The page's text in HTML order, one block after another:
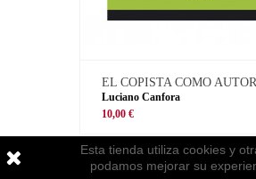
EL COPISTA COMO AUTOR
Luciano Canfora
10,00 €
Esta tienda utiliza cookies y
podamos mejorar su